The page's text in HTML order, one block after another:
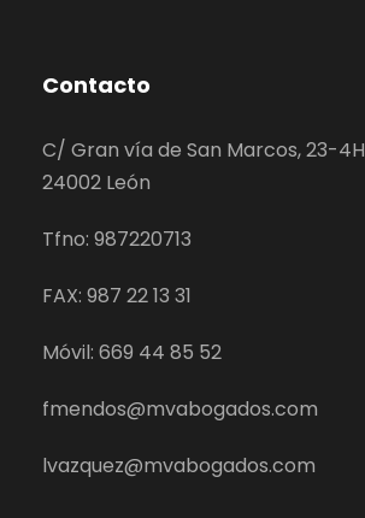
Contacto
C/ Gran vía de San Marcos, 23-4H
24002 León
Tfno: 987220713
FAX: 987 22 13 31
Móvil: 669 44 85 52
fmendos@mvabogados.com
lvazquez@mvabogados.com